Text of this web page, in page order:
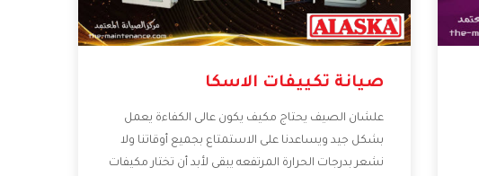
صيانة تكييفات الاسكا
علشان الصيف يحتاج مكيف يكون عالى الكفاءة يعمل
بشكل جيد ويساعدنا على الاستمتاع بجميع أوقاتنا ولا
نشعر بدرجات الحرارة المرتفعه يبقى لأبد أن تختار مكيفات